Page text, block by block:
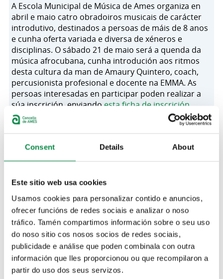
Consent Details About
Este sitio web usa cookies
Usamos cookies para personalizar contido e anuncios,
ofrecer funcións de redes sociais e analizar o noso
tráfico. Tamén compartimos información sobre o seu uso
do noso sitio cos nosos socios de redes sociais,
publicidade e análise que poden combinala con outra
información que lles proporcionou ou que recompilaron a
partir do uso dos seus servizos.
A Escola Municipal de Música de Ames organiza en
abril e maio catro obradoiros musicais de carácter
introdutivo, destinados a persoas de máis de 8 anos
e cunha oferta variada e diversa de xéneros e
disciplinas. O sábado 21 de maio será a quenda da
música afrocubana, cunha introdución aos ritmos
desta cultura da man de Amaury Quintero, coach,
percusionista profesional e docente na EMMA. As
persoas interesadas en participar poden realizar a
súa inscrición, enviandoesta ficha de inscrición
cuberta e asinada
ao enderezo electrónico
escolademusica@concellodeames.gal
. Cun custe de
nunha única sesión de 11:00 a 13:00 horas.
O curso presentará os diferentes instrumentos de percusión
fin de que as persoas asistentes poidan aprender máis sobre
esta linguaxe e identificar aspectos da cultura afrocubana. Á
vez, poderán iniciarse na práctica destes ritmos, nun
obradoiro de iniciación que repartirá as súas horas entre
parte teórica e práctica.
O custe da praza só se deberán abonar unha vez que o
departamento de Cultura confirme a praza a través do
correo electrónico. Os grupos estarán formados por persoas